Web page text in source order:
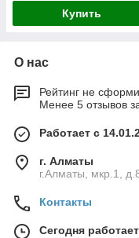
Купить
О нас
Рейтинг не
Менее 5 отзывов
Работает с
г. Алматы
г.Алматы, мкр.1,
Контакты
Сегодня